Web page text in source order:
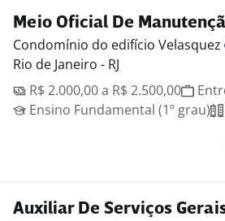
Meio Oficial De
Condomínio do edifício Velasquez
Rio de Janeiro - RJ
R$ 2.000,00 a R$ 2.500,00
Ensino Fundamental (1º grau)
Auxiliar De Serviços